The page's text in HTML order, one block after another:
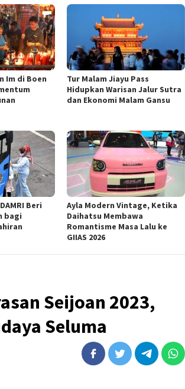
Im di Boen
Tur Malam Jiayu Pass
Hidupkan Warisan Jalur Sutra
dan Ekonomi Malam Gansu
Beri
bagi
Ayla Modern Vintage, Ketika
Daihatsu Membawa
Romantisme Masa Lalu ke
GIIAS 2026
Seijoan 2023,
Seluma